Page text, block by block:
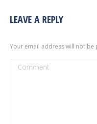
LEAVE A REPLY
Your email address will not
Comment